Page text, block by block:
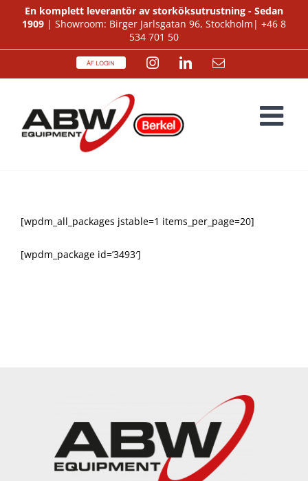
Fortsätt
innehållet
En komplett leverantör av storköksutrustning - Sedan
1909 | Showroom: Birger Jarlsgatan 96, Stockholm| +46 8
534 701 50
ÅF
InstagramLinkedIn
E-
[wpdm_all_packages jstable=1 items_per_page=20]
[wpdm_package id=’3493′]